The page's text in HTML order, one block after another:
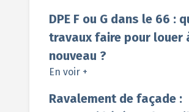
DPE F ou G dans le 66 :
travaux faire pour louer
nouveau ?
En voir +
Ravalement de façade :